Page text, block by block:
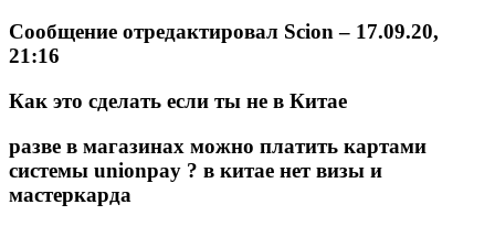
Сообщение отредактировал Scion – 17.09.20,
21:16
Как это сделать если ты не в Китае
разве в магазинах можно платить картами
системы unionpay ? в китае нет визы и
мастеркарда